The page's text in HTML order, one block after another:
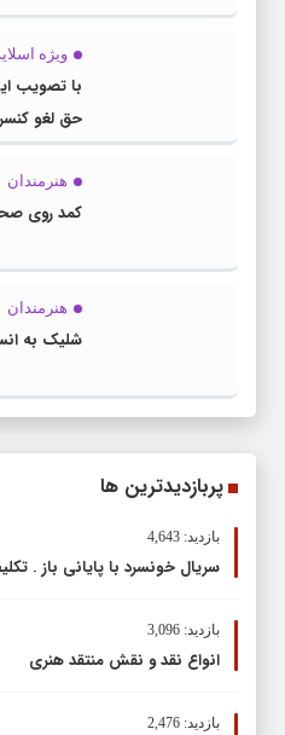
ویژه
با تصویب
حق لغو
هنرمندان
کمد روی
هنرمندان
شلیک به
پربازدیدترین ها
بازدید: 4,643
سریال خونسرد با پایانی باز .
بازدید: 3,096
انواع نقد و نقش منتقد هنری
بازدید: 2,476